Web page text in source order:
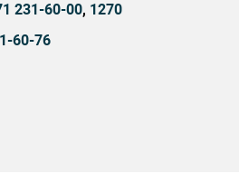
231-60-00, 1270
60-76